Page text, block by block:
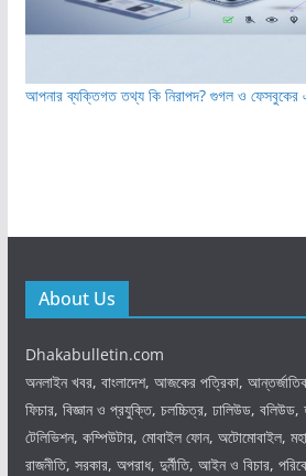
আপনার ব্যক্তিগত তথ্য কি নিরাপদ? গুগল ও ফেসবুকের
About Us
Dhakabulletin.com
অনলাইন খবর, বাংলাদেশ, আজকের পত্রিকা,
ফিচার, বিজ্ঞান ও প্রযুক্তি, চলচ্চিত্র, ঢালিউড, বলিউড,
টেলিভিশন, কম্পিউটার, মোবাইল ফোন, অটোমোবাইল,
রাজনীতি, সরকার, অপরাধ, দুর্নীতি, আইন ও বিচার,